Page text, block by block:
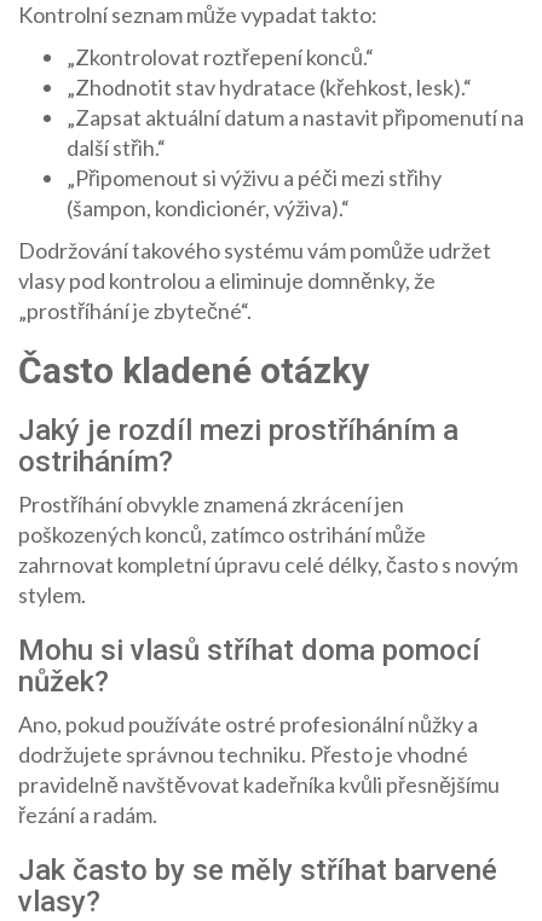
Kontrolní seznam může vypadat takto:
„Zkontrolovat roztřepení konců.“
„Zhodnotit stav hydratace (křehkost, lesk).“
„Zapsat aktuální datum a nastavit připomenutí na
další střih.“
„Připomenout si výživu a péči mezi střihy
(šampon, kondicionér, výživa).“
Dodržování takového systému vám pomůže udržet
vlasy pod kontrolou a eliminuje domněnky, že
„prostříhání je zbytečné“.
Často kladené otázky
Jaký je rozdíl mezi prostříháním a
ostriháním?
Prostříhání obvykle znamená zkrácení jen
poškozených konců, zatímco ostrihání může
zahrnovat kompletní úpravu celé délky, často s novým
stylem.
Mohu si vlasů stříhat doma pomocí
nůžek?
Ano, pokud používáte ostré profesionální nůžky a
dodržujete správnou techniku. Přesto je vhodné
pravidelně navštěvovat kadeřníka kvůli přesnějšímu
řezání a radám.
Jak často by se měly stříhat barvené
vlasy?